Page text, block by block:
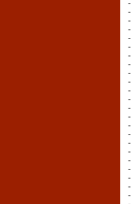
-
-
-
-
-
-
-
-
-
-
-
-
-
-
-
-
-
-
-
-
-
-
-